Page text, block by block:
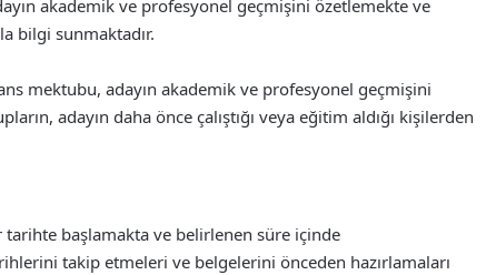
akademik ve profesyonel geçmişini özetlemekte ve
bilgi sunmaktadır.
mektubu, adayın akademik ve profesyonel geçmişini
adayın daha önce çalıştığı veya eğitim aldığı kişilerden
başlamakta ve belirlenen süre içinde
takip etmeleri ve belgelerini önceden hazırlamaları